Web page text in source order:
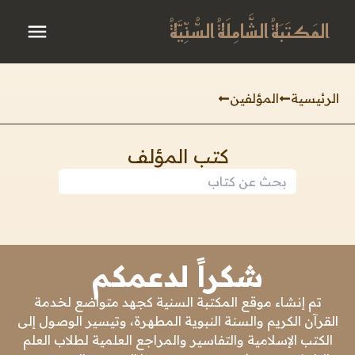
المَكتَبَةُ الشَّامِلَةُ السُّنِّيَّةُ
الرئيسية المؤلفين
كتب المؤلف
شكراً لدعمكم
تم إنشاء موقع المكتبة السنية كجهد متواضع لخدمة
القرآن الكريم والسنة النبوية المطهرة، وتيسير الوصول إلى
الكتب الإسلامية والتفاسير والمراجع العلمية لطلاب العلم